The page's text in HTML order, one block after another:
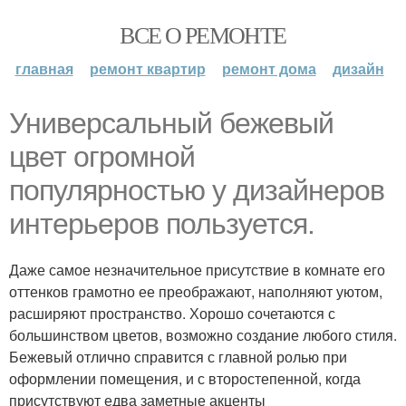
ВСЕ О РЕМОНТЕ
главная ремонт квартир ремонт дома дизайн
Универсальный бежевый
цвет огромной
популярностью у дизайнеров
интерьеров пользуется.
Даже самое незначительное присутствие в комнате его
оттенков грамотно ее преображают, наполняют уютом,
расширяют пространство. Хорошо сочетаются с
большинством цветов, возможно создание любого стиля.
Бежевый отлично справится с главной ролью при
оформлении помещения, и с второстепенной, когда
присутствуют едва заметные акценты